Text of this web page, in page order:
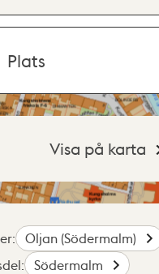
Plats
Visa på karta
Oljan (Södermalm)
Södermalm